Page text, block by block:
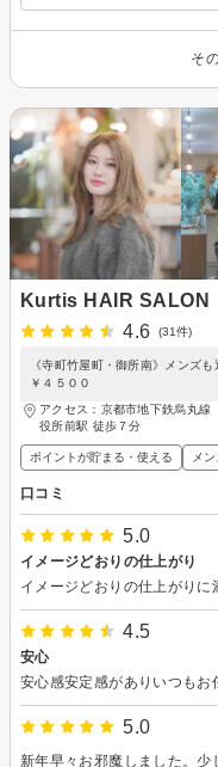
そ
Kurtis HAIR SALON
4.6
(31件)
《寺町竹屋町・御所南》メンズ
￥４５００
アクセス：京都市地下鉄烏丸
役所前駅 徒歩７分
ポイントが貯まる・使える メ
口コミ
5.0
イメージどおりの仕上がり
4.5
安心
安心感安定感がありいつもお
5.0